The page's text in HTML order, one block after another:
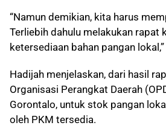
“Namun demikian, kita harus
Terliebih dahulu melakukan rapat
ketersediaan bahan pangan
Hadijah menjelaskan, dari hasil
Organisasi Perangkat Daerah
Gorontalo, untuk stok pangan
oleh PKM tersedia.